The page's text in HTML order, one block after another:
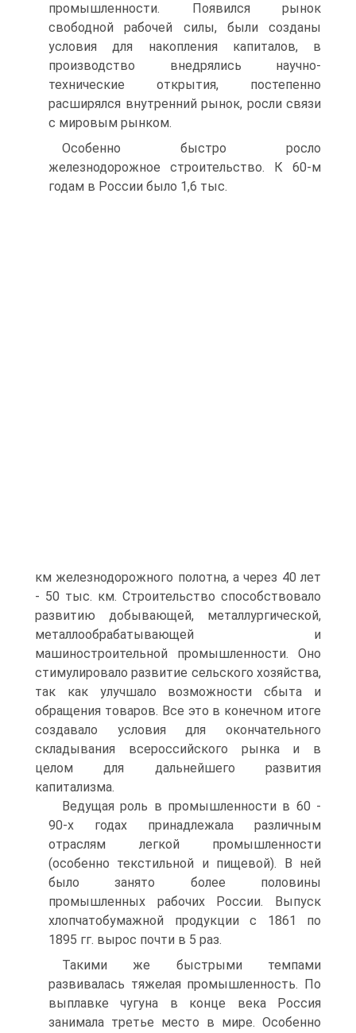
промышленности. Появился рынок
свободной рабочей силы, были созданы
условия для накопления капиталов, в
производство внедрялись научно-
технические открытия, постепенно
расширялся внутренний рынок, росли связи
с мировым рынком.
Особенно быстро росло
железнодорожное строительство. К 60-м
годам в России было 1,6 тыс.
км железнодорожного полотна, а через 40 лет
- 50 тыс. км. Строительство способствовало
развитию добывающей, металлургической,
металлообрабатывающей и
машиностроительной промышленности. Оно
стимулировало развитие сельского хозяйства,
так как улучшало возможности сбыта и
обращения товаров. Все это в конечном итоге
создавало условия для окончательного
складывания всероссийского рынка и в
целом для дальнейшего развития
капитализма.
Ведущая роль в промышленности в 60 -
90-х годах принадлежала различным
отраслям легкой промышленности
(особенно текстильной и пищевой). В ней
было занято более половины
промышленных рабочих России. Выпуск
хлопчатобумажной продукции с 1861 по
1895 гг. вырос почти в 5 раз.
Такими же быстрыми темпами
развивалась тяжелая промышленность. По
выплавке чугуна в конце века Россия
занимала третье место в мире. Особенно